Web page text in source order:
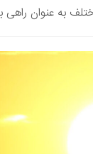
به عنوان راهی